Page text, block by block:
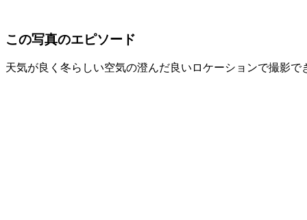
この写真のエピソード
天気が良く冬らしい空気の澄んだ良いロケーションで撮影で